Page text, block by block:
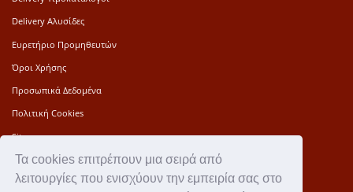
Τα cookies επιτρέπουν μια σειρά από
λειτουργίες που ενισχύουν την εμπειρία σας στο
Delivery Αλυσίδες
Ευρετήριο Προμηθευτών
Όροι Χρήσης
Προσωπικά Δεδομένα
Πολιτική Cookies
Sitemap
Press Kit
Επικοινωνία